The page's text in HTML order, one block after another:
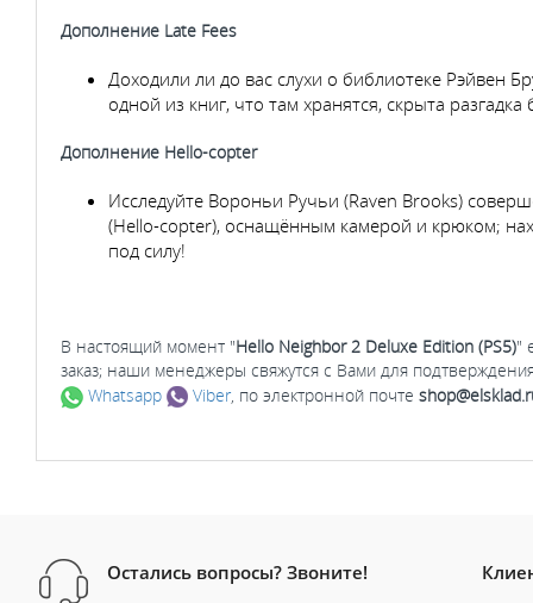
Дополнение Late Fees
Доходили ли до вас слухи о библиотеке Рэйвен
одной из книг, что там хранятся, скрыта
Дополнение Hello-copter
Исследуйте Вороньи Ручьи (Raven Brooks)
(Hello-copter), оснащённым камерой и крюком;
под силу!
В настоящий момент "Hello Neighbor 2 Deluxe Edition (PS5)"
заказ; наши менеджеры свяжутся с Вами для
Whatsapp
Viber, по электронной почте
Остались вопросы? Звоните!